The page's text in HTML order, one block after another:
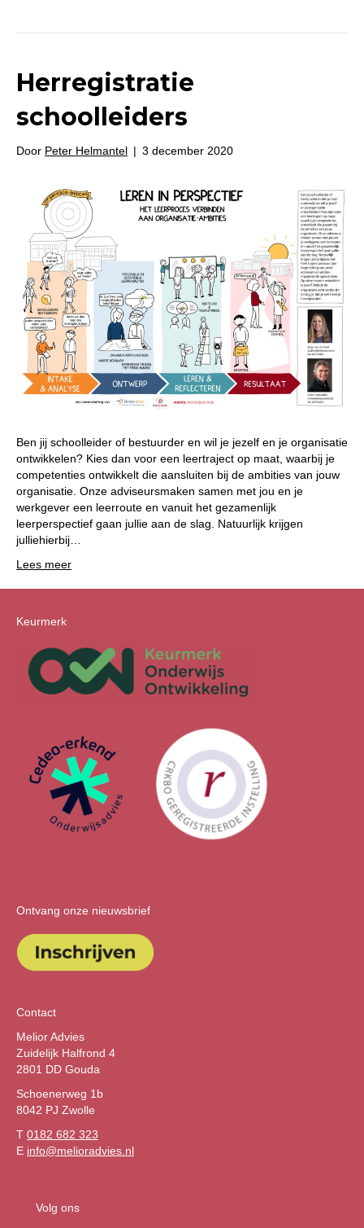
Herregistratie
schoolleiders
Door Peter Helmantel | 3 december 2020
Ben jij schoolleider of bestuurder en wil je jezelf en je organisatie
ontwikkelen? Kies dan voor een leertraject op maat, waarbij je
competenties ontwikkelt die aansluiten bij de ambities van jouw
organisatie. Onze adviseursmaken samen met jou en je
werkgever een leerroute en vanuit het gezamenlijk
leerperspectief gaan jullie aan de slag. Natuurlijk krijgen
julliehierbij…
Lees meer
Keurmerk
Ontvang onze nieuwsbrief
Contact
Melior Advies
Zuidelijk Halfrond 4
2801 DD Gouda
Schoenerweg 1b
8042 PJ Zwolle
T 0182 682 323
E info@melioradvies.nl
Volg ons